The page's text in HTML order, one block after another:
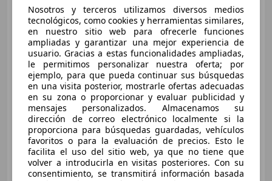
MINI Cooper D Aut.
€ 15.500
Sincomparación
11/2016 153.001 km Diésel 110 kW (150 CV)
OCASIONPLUS LAS ROZAS II
ES-28232 LAS ROZAS
Nosotros y terceros utilizamos diversos medios
tecnológicos, como cookies y herramientas similares,
en nuestro sitio web para ofrecerle funciones
ampliadas y garantizar una mejor experiencia de
usuario. Gracias a estas funcionalidades ampliadas,
le permitimos personalizar nuestra oferta; por
ejemplo, para que pueda continuar sus búsquedas
en una visita posterior, mostrarle ofertas adecuadas
en su zona o proporcionar y evaluar publicidad y
mensajes personalizados. Almacenamos su
dirección de correo electrónico localmente si la
proporciona para búsquedas guardadas, vehículos
favoritos o para la evaluación de precios. Esto le
facilita el uso del sitio web, ya que no tiene que
volver a introducirla en visitas posteriores. Con su
consentimiento, se transmitirá información basada